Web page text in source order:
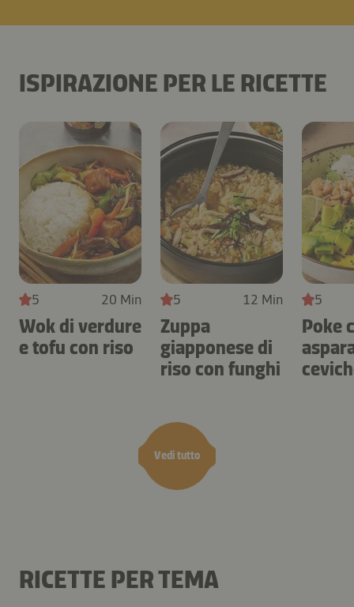
ISPIRAZIONE PER LE RICETTE
Vedi tutto
5 20 Min
Wok di verdure
e tofu con riso
5 12 Min
Zuppa
giapponese di
riso con funghi
5
Poke
RICETTE PER TEMA